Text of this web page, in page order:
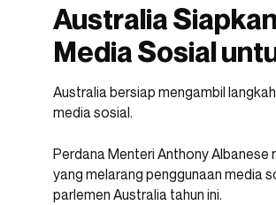
Australia
Media Sosial
Australia bersiap mengambil
media sosial.
Perdana Menteri Anthony Albanese
yang melarang penggunaan media
parlemen Australia tahun ini.